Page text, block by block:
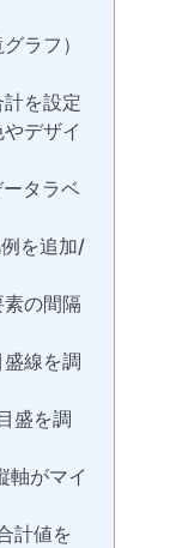
ラフ）
を設定
デザイ
タラベ
を追加/
の間隔
線を調
盛を調
軸がマイ
計値を